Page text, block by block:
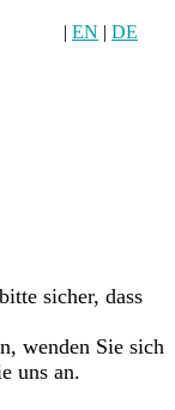
| EN | DE
sicher, dass
wenden Sie sich
uns an.